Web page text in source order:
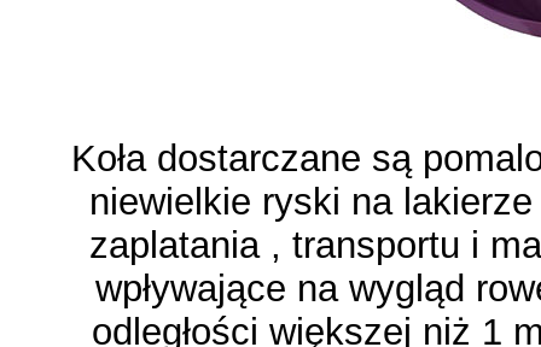
Koła dostarczane są
niewielkie ryski na
zaplatania , transportu i
wpływające na wygląd
odległości większej niż 1